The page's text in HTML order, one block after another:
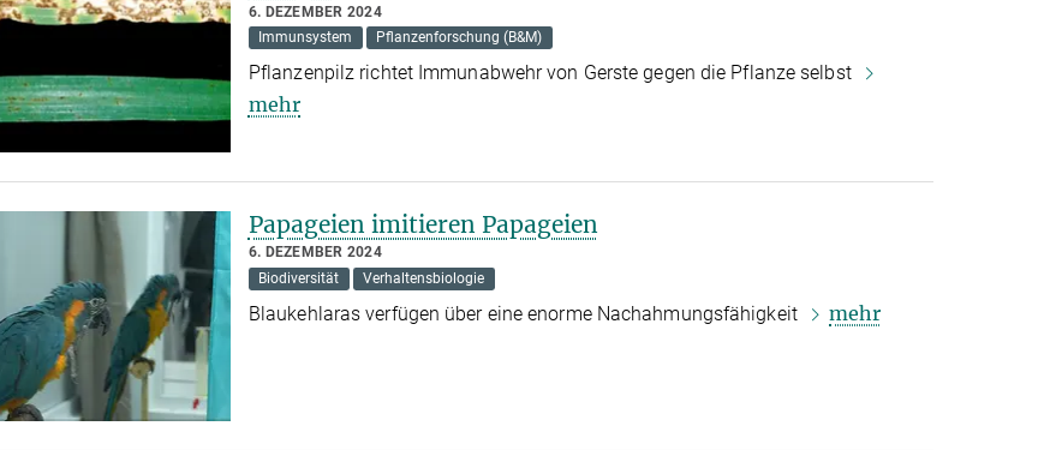
6. DEZEMBER 2024
Immunsystem
Pflanzenforschung (B&M)
Pflanzenpilz richtet Immunabwehr von Gerste gegen die Pflanze selbst
mehr
Papageien imitieren Papageien
6. DEZEMBER 2024
Biodiversität
Verhaltensbiologie
Blaukehlaras verfügen über eine enorme Nachahmungsfähigkeit mehr